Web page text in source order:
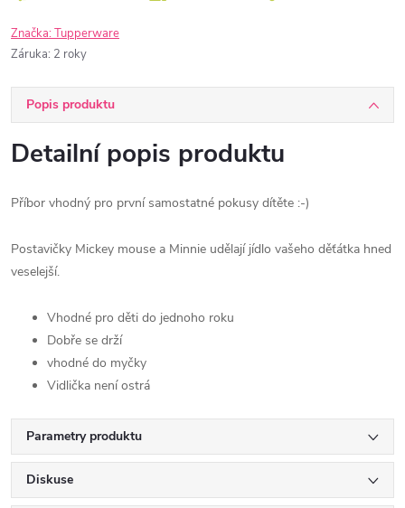
Značka:Tupperware
Záruka: 2 roky
Popis produktu
Detailní popis produktu
Příbor vhodný pro první samostatné pokusy dítěte :-)
Postavičky Mickey mouse a Minnie udělají jídlo vašeho děťátka hned
veselejší.
Vhodné pro děti do jednoho roku
Dobře se drží
vhodné do myčky
Vidlička není ostrá
Parametry produktu
Diskuse